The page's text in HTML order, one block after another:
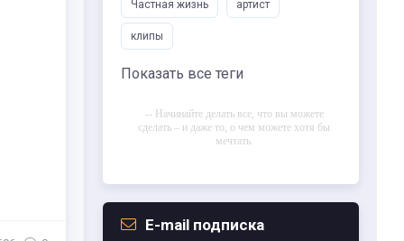
Частная жизнь артист
клипы
Показать все теги
-- Начинайте делать все, что вы можете
сделать – и даже то, о чем можете хотя бы
мечтать.
всего. И мыслями можно управлять. И
-- Идите уверенно по направлению к мечте.
E-mail подписка